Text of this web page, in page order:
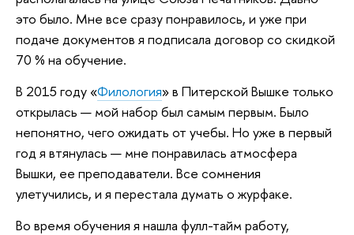
это было. Мне все сразу понравилось, и уже при
подаче документов я подписала договор со скидкой
70 % на обучение.
В 2015 году «Филология» в Питерской Вышке только
открылась — мой набор был самым первым. Было
непонятно, чего ожидать от учебы. Но уже в первый
год я втянулась — мне понравилась атмосфера
Вышки, ее преподаватели. Все сомнения
улетучились, и я перестала думать о журфаке.
Во время обучения я нашла фулл-тайм работу,